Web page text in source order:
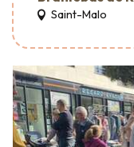
Saint-Malo